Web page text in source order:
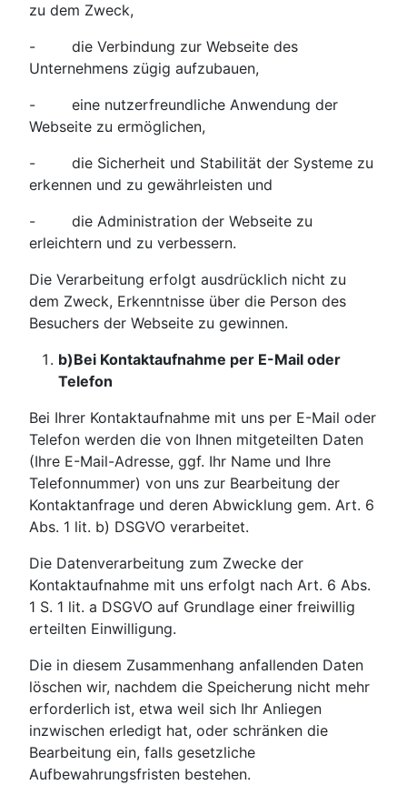
zu dem Zweck,
- die Verbindung zur Webseite des
Unternehmens zügig aufzubauen,
- eine nutzerfreundliche Anwendung der
Webseite zu ermöglichen,
- die Sicherheit und Stabilität der Systeme zu
erkennen und zu gewährleisten und
- die Administration der Webseite zu
erleichtern und zu verbessern.
Die Verarbeitung erfolgt ausdrücklich nicht zu
dem Zweck, Erkenntnisse über die Person des
Besuchers der Webseite zu gewinnen.
b)Bei Kontaktaufnahme per E-Mail oder
Telefon
Bei Ihrer Kontaktaufnahme mit uns per E-Mail oder
Telefon werden die von Ihnen mitgeteilten Daten
(Ihre E-Mail-Adresse, ggf. Ihr Name und Ihre
Telefonnummer) von uns zur Bearbeitung der
Kontaktanfrage und deren Abwicklung gem. Art. 6
Abs. 1 lit. b) DSGVO verarbeitet.
Die Datenverarbeitung zum Zwecke der
Kontaktaufnahme mit uns erfolgt nach Art. 6 Abs.
1 S. 1 lit. a DSGVO auf Grundlage einer freiwillig
erteilten Einwilligung.
Die in diesem Zusammenhang anfallenden Daten
löschen wir, nachdem die Speicherung nicht mehr
erforderlich ist, etwa weil sich Ihr Anliegen
inzwischen erledigt hat, oder schränken die
Bearbeitung ein, falls gesetzliche
Aufbewahrungsfristen bestehen.